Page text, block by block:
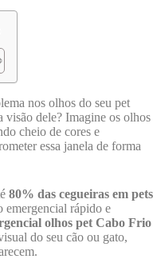
nos olhos do seu pet
visão dele? Imagine os olhos
cheio de cores e
essa janela de forma
80% das cegueiras em pets
emergencial rápido e
olhos pet Cabo Frio
do seu cão ou gato,